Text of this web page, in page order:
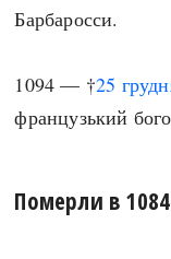
Барбаросси.
1094 — †25
французький
Померли в